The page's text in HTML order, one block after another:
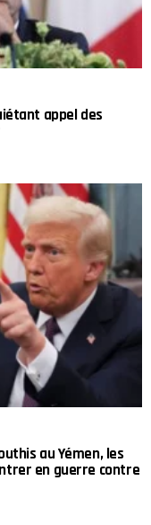
appel des
au Yémen, les
en guerre contre